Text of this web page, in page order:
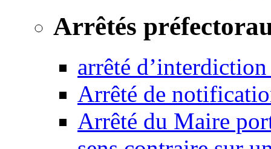
Arrêtés
arrêté
Arrêté de
Arrêté du Maire